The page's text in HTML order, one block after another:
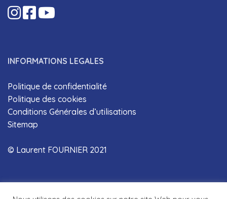
INFORMATIONS LEGALES
Politique de confidentialité
Politique des cookies
Conditions Générales d’utilisations
Sitemap
© Laurent FOURNIER 2021